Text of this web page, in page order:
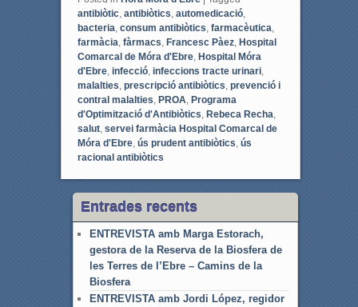
antibiòtic, antibiòtics automedicació,
bacteria consum antibiòtics farmacèutica
farmàcia fàrmacs Francesc Pàez, Hospital
Comarcal de Móra d'Ebre, Hospital Móra
d'Ebre, infecció, infeccions tracte urinari,
malalties prescripció antibiòtics prevenció i
contral malalties PROA Programa
d'Optimització d'Antibiòtics Rebeca Recha
salut, servei farmàcia Hospital Comarcal de
Móra d'Ebre, ús prudent antibiòtics ús
racional antibiòtics
Entrades recents
ENTREVISTA amb Marga Estorach,
gestora de la Reserva de la Biosfera de
les Terres de l’Ebre – Camins de la
Biosfera
ENTREVISTA amb Jordi López, regidor